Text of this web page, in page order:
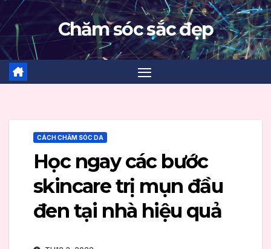
Skip
to
content
Chăm sóc sắc đẹp
CÁCH CHĂM SÓC DA
Học ngay các bước
skincare trị mụn đầu
đen tại nhà hiệu quả